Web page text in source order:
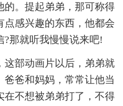
的。提起弟弟，那可称得
点感兴趣的东西，他都会
?那就听我慢慢说来吧!
这部动画片以后，弟弟就
爸和妈妈，常常让他当
在不想被弟弟打了，不得